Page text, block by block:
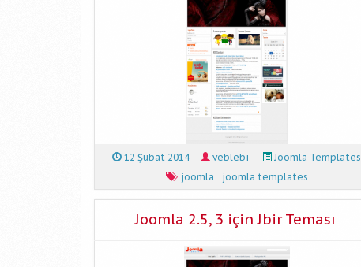
12 Şubat 2014 veblebi
Joomla Templates
joomla
joomla templates
Joomla 2.5, 3 için Jbir Teması